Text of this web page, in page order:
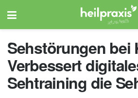
Sehstörungen bei
Verbessert
Sehtraining die